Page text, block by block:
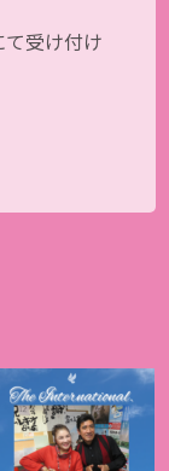
受け付け